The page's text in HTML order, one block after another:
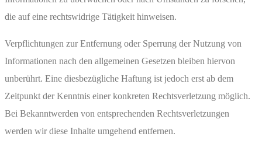
die auf eine rechtswidrige Tätigkeit hinweisen.
Verpflichtungen zur Entfernung oder Sperrung der Nutzung von
Informationen nach den allgemeinen Gesetzen bleiben hiervon
unberührt. Eine diesbezügliche Haftung ist jedoch erst ab dem
Zeitpunkt der Kenntnis einer konkreten Rechtsverletzung möglich.
Bei Bekanntwerden von entsprechenden Rechtsverletzungen
werden wir diese Inhalte umgehend entfernen.